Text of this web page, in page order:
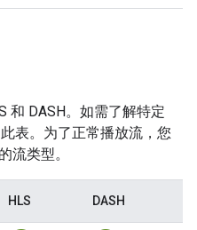
和 DASH。如需了解特定
表。为了正常播放流，您
流类型。
HLS DASH